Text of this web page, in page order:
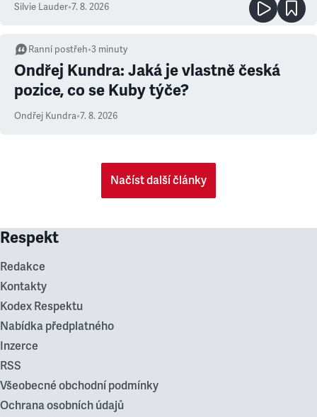
Silvie Lauder•7. 8. 2026
Ranní postřeh•3 minuty
Ondřej Kundra: Jaká je vlastně česká
pozice, co se Kuby týče?
Ondřej Kundra•7. 8. 2026
Načíst další články
Respekt
Redakce
Kontakty
Kodex Respektu
Nabídka předplatného
Inzerce
RSS
Všeobecné obchodní podmínky
Ochrana osobních údajů